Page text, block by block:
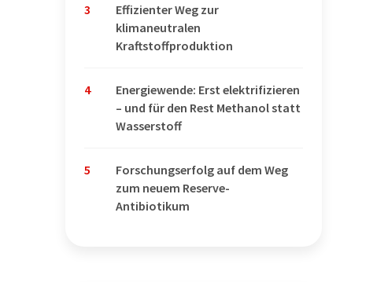
3
Effizienter Weg zur
klimaneutralen
Kraftstoffproduktion
4
Energiewende: Erst elektrifizieren
– und für den Rest Methanol statt
Wasserstoff
5
Forschungserfolg auf dem Weg
zum neuem Reserve-
Antibiotikum